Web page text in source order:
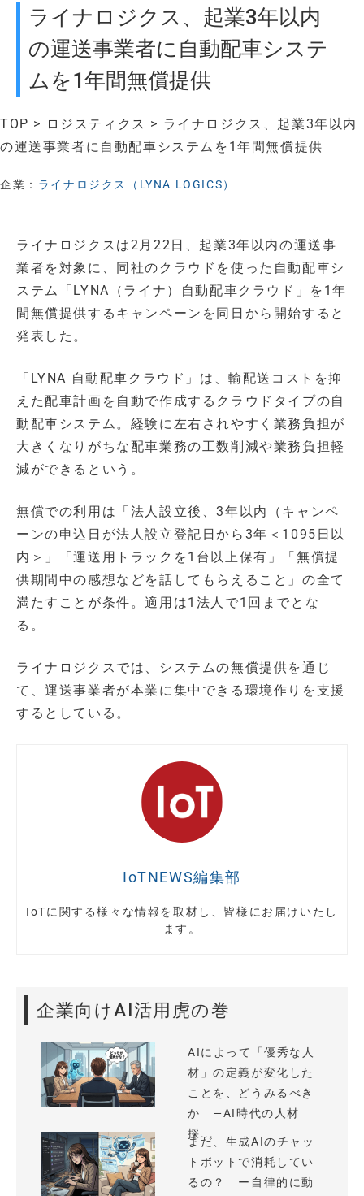
ライナロジクス、起業3年以内
の運送事業者に自動配車システ
ムを1年間無償提供
TOP > ロジスティクス > ライナロジクス、起業3年以内
の運送事業者に自動配車システムを1年間無償提供
企業： ライナロジクス（LYNA LOGICS）
ライナロジクスは2月22日、起業3年以内の運送事
業者を対象に、同社のクラウドを使った自動配車シ
ステム「LYNA（ライナ）自動配車クラウド」を1年
間無償提供するキャンペーンを同日から開始すると
発表した。
「LYNA 自動配車クラウド」は、輸配送コストを抑
えた配車計画を自動で作成するクラウドタイプの自
動配車システム。経験に左右されやすく業務負担が
大きくなりがちな配車業務の工数削減や業務負担軽
減ができるという。
無償での利用は「法人設立後、3年以内（キャンペ
ーンの申込日が法人設立登記日から3年＜1095日以
内＞」「運送用トラックを1台以上保有」「無償提
供期間中の感想などを話してもらえること」の全て
満たすことが条件。適用は1法人で1回までとな
る。
ライナロジクスでは、システムの無償提供を通じ
て、運送事業者が本業に集中できる環境作りを支援
するとしている。
IoTNEWS編集部
IoTに関する様々な情報を取材し、皆様にお届けいたし
ます。
企業向けAI活用虎の巻
AIによって「優秀な人
材」の定義が変化した
ことを、どうみるべき
か —AI時代の人材
採...
まだ、生成AIのチャッ
トボットで消耗してい
るの？ ー自律的に動